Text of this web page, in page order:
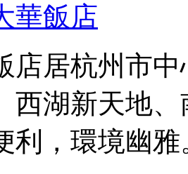
華飯店
店居杭州市
西湖新天地
利，環境幽雅